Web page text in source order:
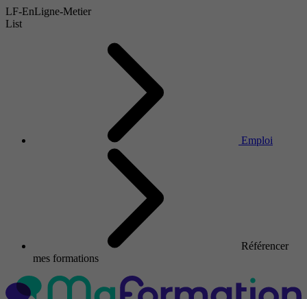
LF-EnLigne-Metier
List
Emploi
Référencer
mes formations